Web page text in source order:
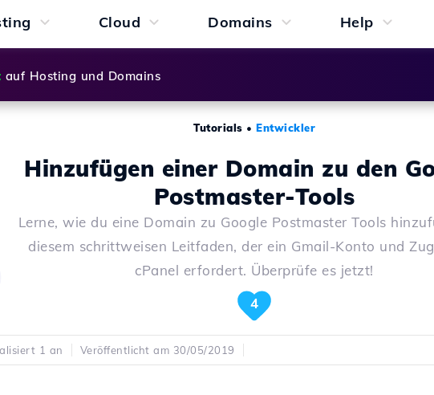
Cloud Domains Help
auf Hosting und Domains
Tutorials • Entwickler
Hinzufügen einer Domain zu den
Postmaster-Tools
Lerne, wie du eine Domain zu Google Postmaster Tools
diesem schrittweisen Leitfaden, der ein Gmail-Konto und
cPanel erfordert. Überprüfe es jetzt!
4
1 an Veröffentlicht am 30/05/2019